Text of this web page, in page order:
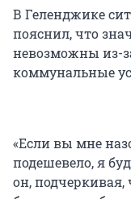
В Геленджике
пояснил, что
невозможны из-
коммунальные
«Если вы мне
подешевело, я
он,